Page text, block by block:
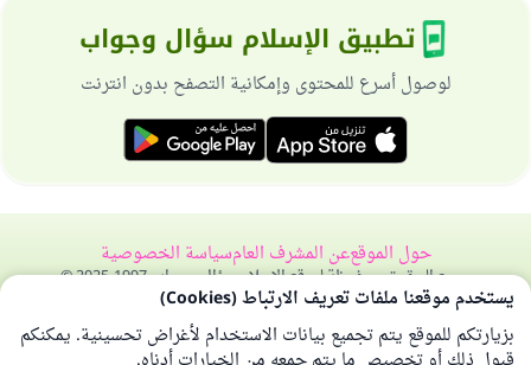
تطبيق الإسلام سؤال وجواب
لوصول أسرع للمحتوى وإمكانية التصفح بدون انترنت
حول الموقععن المشرف العامسياسة الخصوصية
جميع الحقوق محفوظة لموقع الإسلام سؤال وجواب 1997-2025 ©
يستخدم موقعنا ملفات تعريف الارتباط (Cookies)
بزيارتكم للموقع يتم تجميع بيانات الاستخدام لأغراض تحسينية. يمكنكم